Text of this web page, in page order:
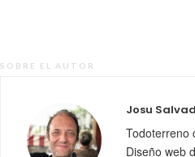
SOBRE EL AUTOR
Josu
Todoterreno
Diseño web